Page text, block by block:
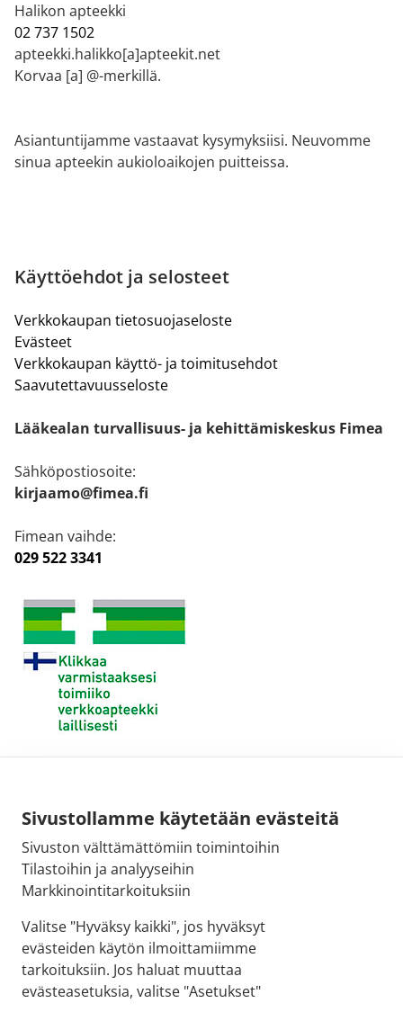
Sivustollamme käytetään evästeitä
Sivuston välttämättömiin toimintoihin
Tilastoihin ja analyyseihin
Markkinointitarkoituksiin
Valitse "Hyväksy kaikki", jos hyväksyt
evästeiden käytön ilmoittamiimme
tarkoituksiin. Jos haluat muuttaa
evästeasetuksia, valitse "Asetukset"
Halikon apteekki
02 737 1502
apteekki.halikko[a]apteekit.net
Korvaa [a] @-merkillä.
Asiantuntijamme vastaavat kysymyksiisi. Neuvomme
sinua apteekin aukioloaikojen puitteissa.
Käyttöehdot ja selosteet
Verkkokaupan tietosuojaseloste
Evästeet
Verkkokaupan käyttö- ja toimitusehdot
Saavutettavuusseloste
Lääkealan turvallisuus- ja kehittämiskeskus Fimea
Sähköpostiosoite:
kirjaamo@fimea.fi
Fimean vaihde:
029 522 3341